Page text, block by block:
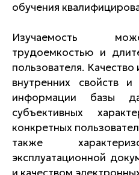
обучения
Изучаемость
трудоемкостью и
пользователя. Качество
внутренних свойств
информации базы
субъективных
конкретных
также
эксплуатационной